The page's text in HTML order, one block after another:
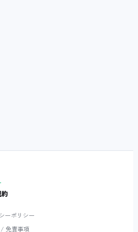
ーポリシー
免責事項